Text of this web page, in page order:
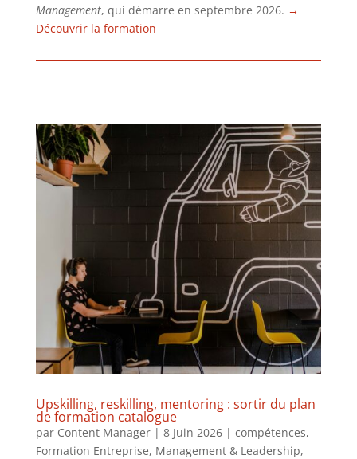
Management, qui démarre en septembre 2026. →
Découvrir la formation
Upskilling, reskilling, mentoring : sortir du plan
de formation catalogue
par Content Manager| 8 Juin 2026| compétences,
Formation Entreprise, Management & Leadership,